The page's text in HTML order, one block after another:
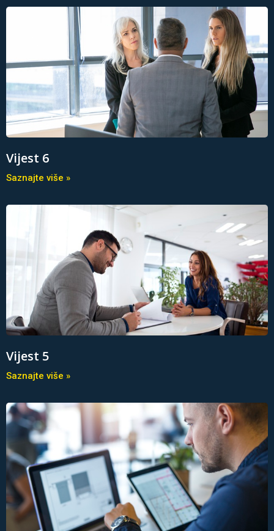
Vijest 6
Saznajte više »
Vijest 5
Saznajte više »